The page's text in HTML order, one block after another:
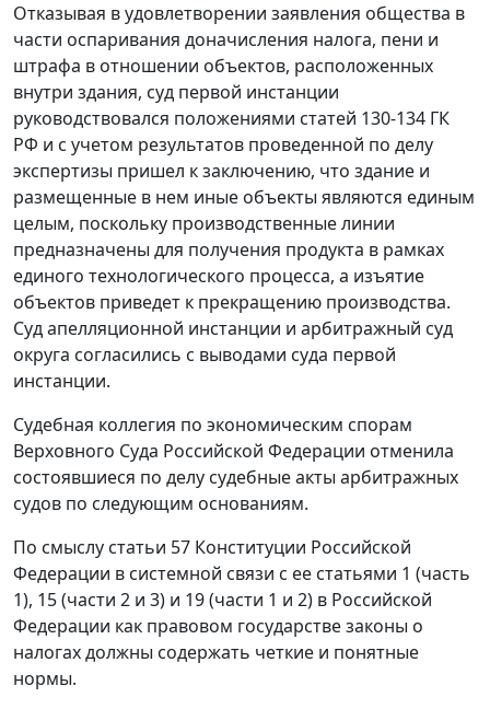
Отказывая в удовлетворении заявления общества в
части оспаривания доначисления налога, пени и
штрафа в отношении объектов, расположенных
внутри здания, суд первой инстанции
руководствовался положениями статей 130-134 ГК
РФ и с учетом результатов проведенной по делу
экспертизы пришел к заключению, что здание и
размещенные в нем иные объекты являются единым
целым, поскольку производственные линии
предназначены для получения продукта в рамках
единого технологического процесса, а изъятие
объектов приведет к прекращению производства.
Суд апелляционной инстанции и арбитражный суд
округа согласились с выводами суда первой
инстанции.
Судебная коллегия по экономическим спорам
Верховного Суда Российской Федерации отменила
состоявшиеся по делу судебные акты арбитражных
судов по следующим основаниям.
По смыслу статьи 57 Конституции Российской
Федерации в системной связи с ее статьями 1 (часть
1), 15 (части 2 и 3) и 19 (части 1 и 2) в Российской
Федерации как правовом государстве законы о
налогах должны содержать четкие и понятные
нормы.